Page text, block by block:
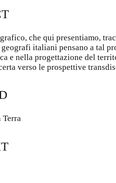
che qui presentiamo,
italiani pensano a tal
e nella progettazione del
verso le prospettive